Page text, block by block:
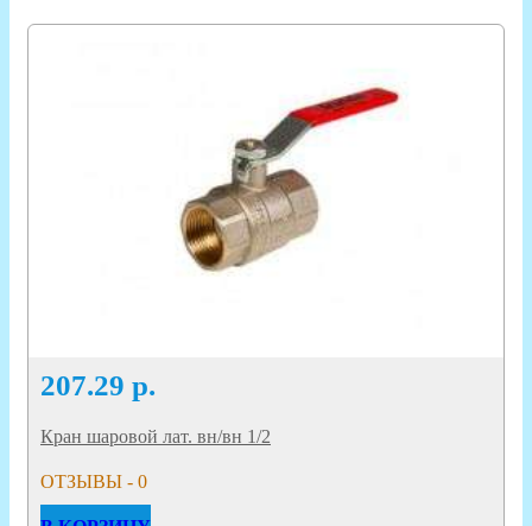
207.29 р.
Кран шаровой лат. вн/вн 1/2
ОТЗЫВЫ - 0